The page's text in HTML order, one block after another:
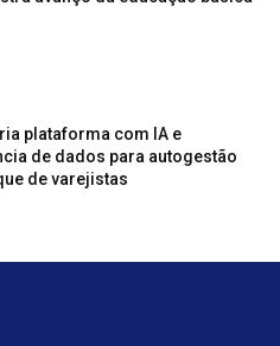
plataforma com IA e
de dados para autogestão
de varejistas